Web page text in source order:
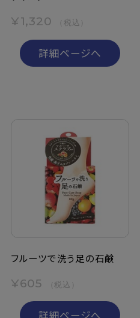
¥1,320 （税込）
詳細ページへ
フルーツで洗う足の石鹸
¥605 （税込）
詳細ページへ